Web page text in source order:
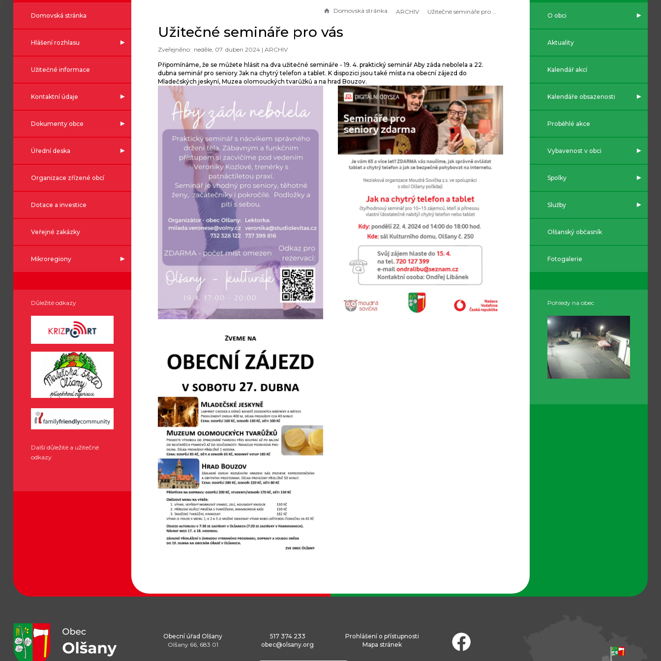
Domovská stránka
Hlášení rozhlasu
Užitečné informace
Kontaktní údaje
Dokumenty obce
Úřední deska
Organizace zřízené obcí
Dotace a investice
Veřejné zakázky
Mikroregiony
Důležité odkazy
Další důležité a užitečné
odkazy
Domovská stránka ARCHIV Užitečné semináře pro vás
Užitečné semináře pro vás
neděle, 07. duben 2024 | ARCHIV
Připomínáme, že se můžete hlásit na dva užitečné semináře - 19. 4. praktický seminář Aby záda nebolela a 22.
dubna seminář pro seniory Jak na chytrý telefon a tablet. K dispozici jsou také místa na obecní zájezd do
Mladečských jeskyní, Muzea olomouckých tvarůžků a na hrad Bouzov.
O obci
Aktuality
Kalendář akcí
Kalendáře obsazenosti
Proběhlé akce
Vybavenost v obci
Spolky
Služby
Olšanský občasník
Fotogalerie
Pohledy na obec
Obecní úřad Olšany
Olšany 66, 683 01
517 374 233
obec@olsany.org
Prohlášení o přístupnosti
Mapa stránek